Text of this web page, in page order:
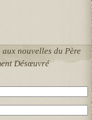
nouvelles du Père
Désœuvré